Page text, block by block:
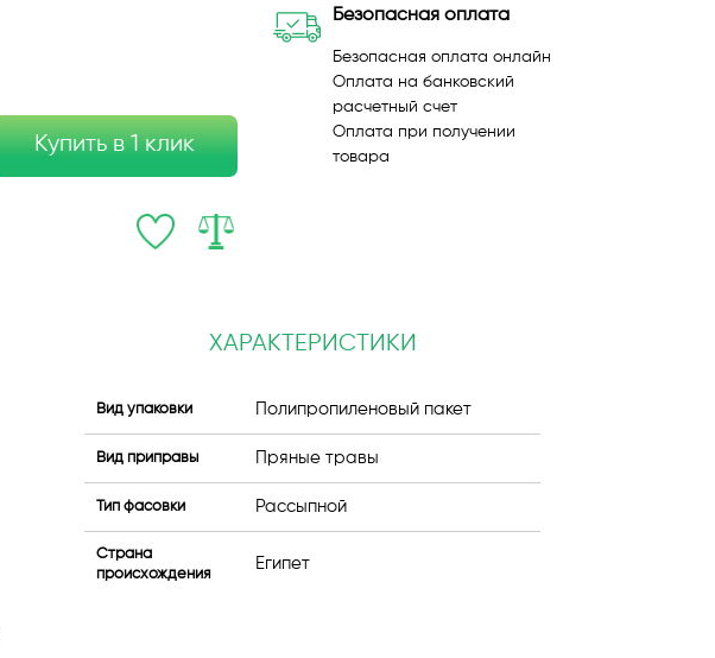
Купить в 1 клик
Безопасная оплата
Безопасная оплата онлайн
Оплата на банковский
расчетный счет
Оплата при получении
товара
ХАРАКТЕРИСТИКИ
Вид упаковки Полипропиленовый пакет
Вид приправы Пряные травы
Тип фасовки Рассыпной
Страна
происхождения
Египет